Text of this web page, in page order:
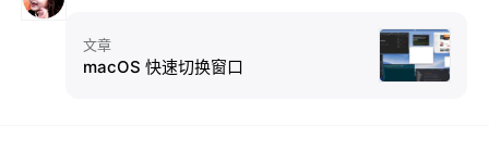
文章
macOS 快速切换窗口